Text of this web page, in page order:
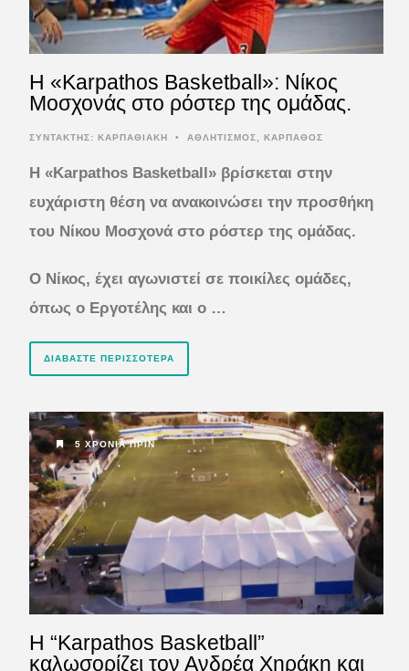
Η «Karpathos Basketball»: Νίκος
Μοσχονάς στο ρόστερ της ομάδας.
ΣΥΝΤΆΚΤΗΣ: ΚΑΡΠΑΘΙΑΚΗ • ΑΘΛΗΤΙΣΜΟΣ, ΚΑΡΠΑΘΟΣ
Η «Karpathos Basketball» βρίσκεται στην
ευχάριστη θέση να ανακοινώσει την προσθήκη
του Νίκου Μοσχονά στο ρόστερ της ομάδας.
Ο Νίκος, έχει αγωνιστεί σε ποικίλες ομάδες,
όπως ο Εργοτέλης και ο …
ΔΙΑΒΆΣΤΕ ΠΕΡΙΣΣΌΤΕΡΑ
5 ΧΡΌΝΙΑ ΠΡΙΝ
Η “Karpathos Basketball”
καλωσορίζει τον Ανδρέα Χηράκη και